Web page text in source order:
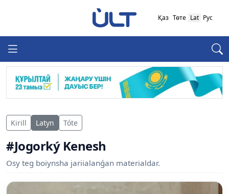
Қаз Төте Lat Рус
Kirill Latyn Tóte
#Jogorký Kenesh
Osy teg boiynsha jariialanǵan materialdar.